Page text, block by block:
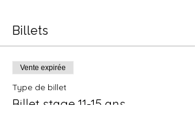
Billets
Vente expirée
Type de billet
Billet stage 11-15 ans